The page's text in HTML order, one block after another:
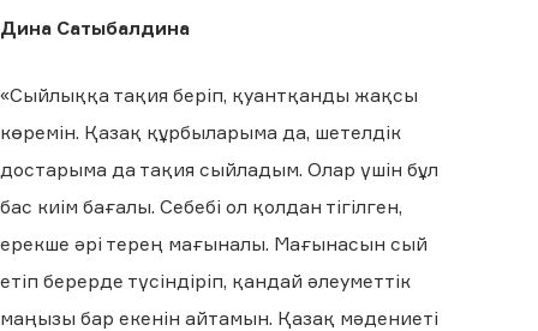
Дина Сатыбалдина
«Сыйлыққа тақия беріп, қуантқанды жақсы
көремін. Қазақ құрбыларыма да, шетелдік
достарыма да тақия сыйладым. Олар үшін бұл
бас киім бағалы. Себебі ол қолдан тігілген,
ерекше әрі терең мағыналы. Мағынасын сый
етіп берерде түсіндіріп, қандай әлеуметтік
маңызы бар екенін айтамын. Қазақ мәдениеті